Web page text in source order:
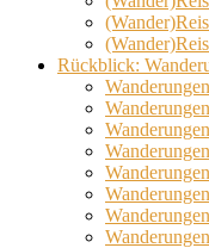
Rückblick: